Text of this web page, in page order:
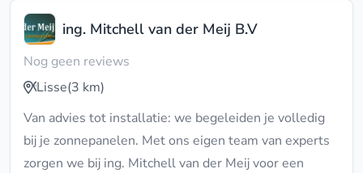
ing. Mitchell van der Meij B.V
Nog geen reviews
Lisse(3 km)
Van advies tot installatie: we begeleiden je volledig
bij je zonnepanelen. Met ons eigen team van experts
zorgen we bij ing. Mitchell van der Meij voor een